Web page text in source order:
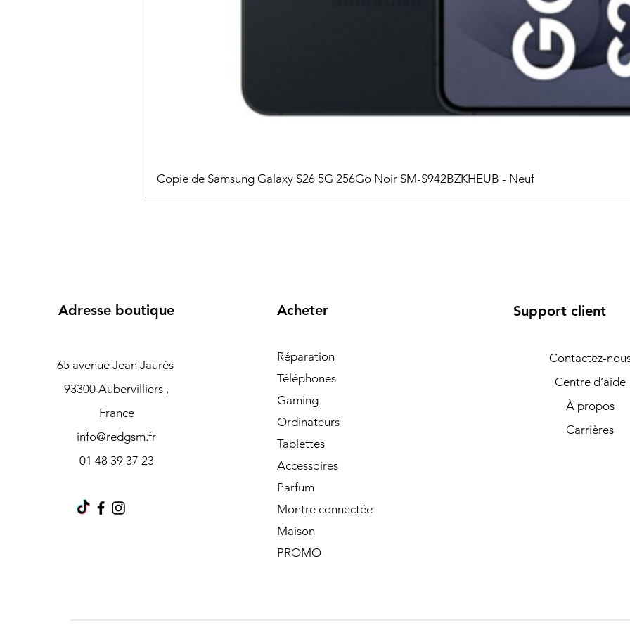
Copie de Samsung Galaxy S26 5G 256Go Noir SM-S942BZKHEUB - Neuf
Adresse boutique
65 avenue Jean Jaurès
93300 Aubervilliers ,
France
info@redgsm.fr
01 48 39 37 23
Acheter
Réparation
Téléphones
Gaming
Ordinateurs
Tablettes
Accessoires
Parfum
Montre connectée
Maison
PROMO
Support client
Contactez-
Centre d’aide
À propos
Carrières